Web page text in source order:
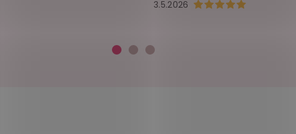
Hodnocení obchodu je
3.5.2026